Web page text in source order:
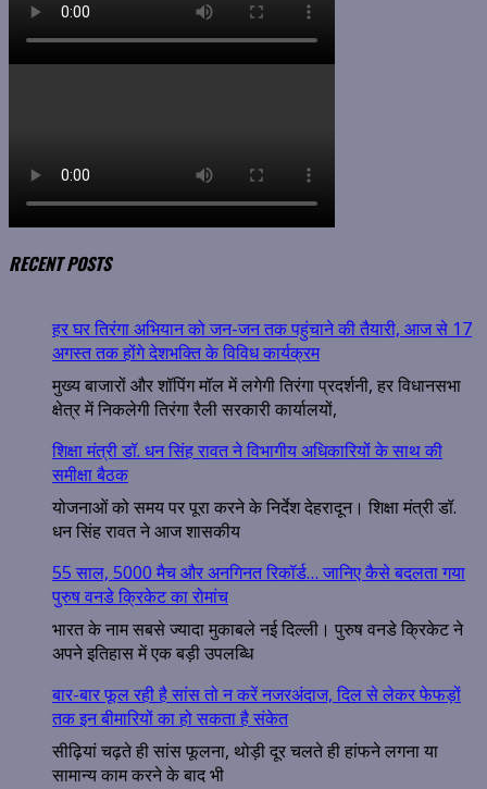
RECENT POSTS
हर घर तिरंगा अभियान को जन-जन तक पहुंचाने की तैयारी, आज से 17
अगस्त तक होंगे देशभक्ति के विविध कार्यक्रम
मुख्य बाजारों और शॉपिंग मॉल में लगेगी तिरंगा प्रदर्शनी, हर विधानसभा
क्षेत्र में निकलेगी तिरंगा रैली सरकारी कार्यालयों,
शिक्षा मंत्री डॉ. धन सिंह रावत ने विभागीय अधिकारियों के साथ की
समीक्षा बैठक
योजनाओं को समय पर पूरा करने के निर्देश देहरादून। शिक्षा मंत्री डॉ.
धन सिंह रावत ने आज शासकीय
55 साल, 5000 मैच और अनगिनत रिकॉर्ड… जानिए कैसे बदलता गया
पुरुष वनडे क्रिकेट का रोमांच
भारत के नाम सबसे ज्यादा मुकाबले नई दिल्ली। पुरुष वनडे क्रिकेट ने
अपने इतिहास में एक बड़ी उपलब्धि
बार-बार फूल रही है सांस तो न करें नजरअंदाज, दिल से लेकर फेफड़ों
तक इन बीमारियों का हो सकता है संकेत
सीढ़ियां चढ़ते ही सांस फूलना, थोड़ी दूर चलते ही हांफने लगना या
सामान्य काम करने के बाद भी